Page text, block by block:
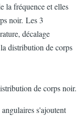
la fréquence et elles
noir. Les 3
décalage
distribution de corps
de corps noir.
s'ajoutent